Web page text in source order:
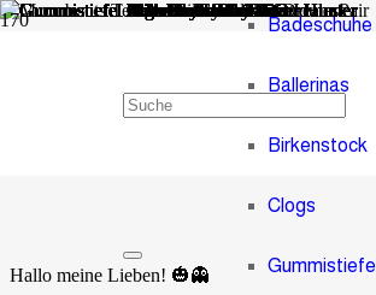
Badeschuhe
Ballerinas
Birkenstock
Clogs
Gummistiefel
Halloween Umfrage
Hallo meine Lieben! 🎃👻